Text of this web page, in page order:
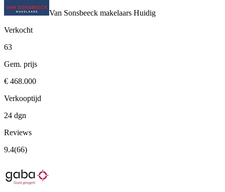
Van Sonsbeeck makelaars Huidig
Verkocht
63
Gem. prijs
€ 468.000
Verkooptijd
24 dgn
Reviews
9.4(66)